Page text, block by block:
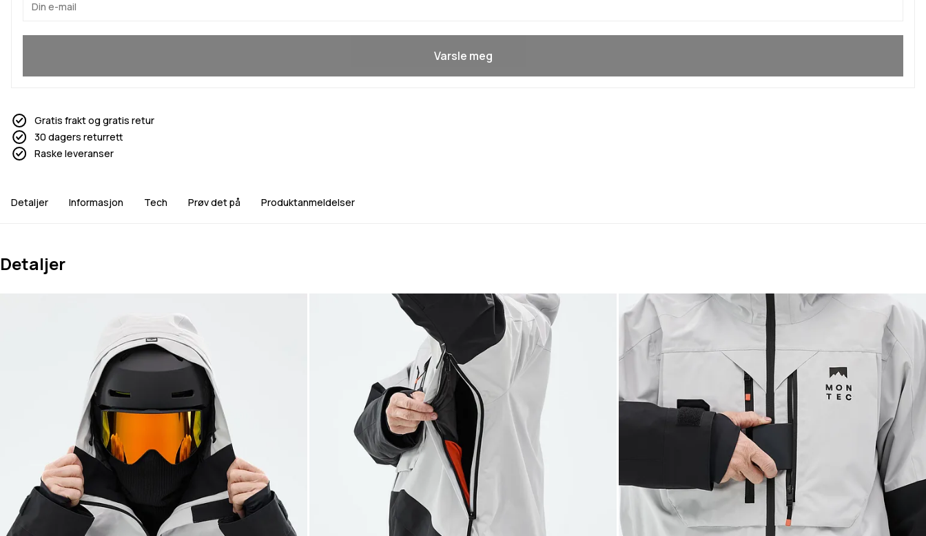
Varsle meg
Gratis frakt og gratis retur
30 dagers returrett
Raske leveranser
Detaljer Informasjon Tech Prøv det på Produktanmeldelser
Detaljer